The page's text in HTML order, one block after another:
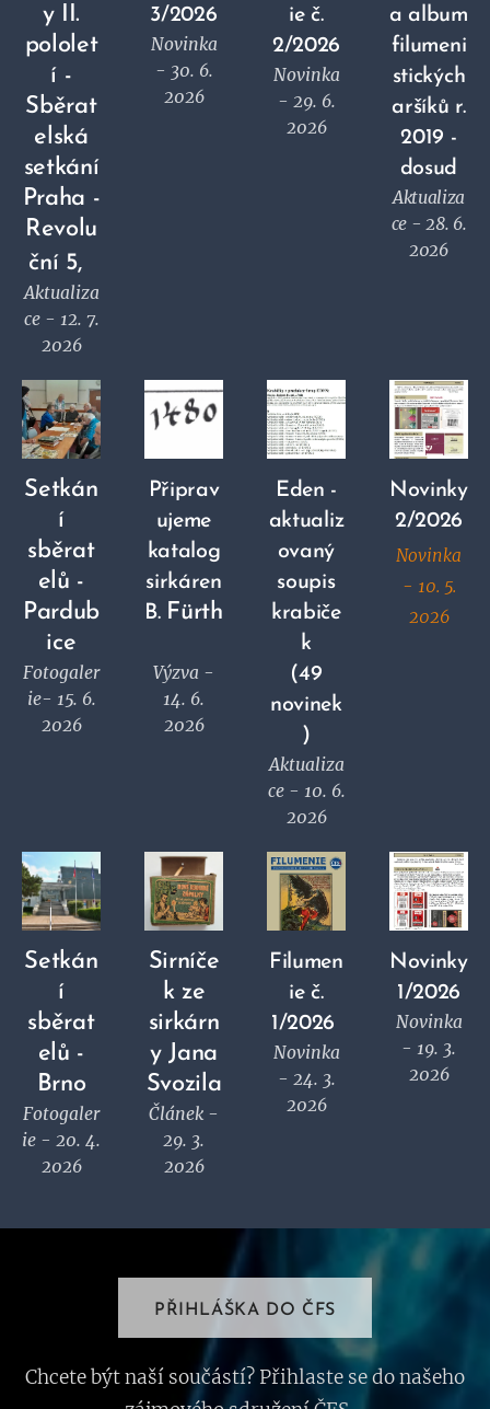
y II.
pololet
í -
Sběrat
elská
setkání
Praha -
Revolu
ční 5,
Aktualiza
ce - 12. 7.
2026
3/2026
Novinka
- 30. 6.
2026
ie č.
2/2026
Novinka
- 29. 6.
2026
a album
filumeni
stických
aršíků r.
2019 -
dosud
Aktualiza
ce - 28. 6.
2026
Setkán
í
sběrat
elů -
Pardub
ice
Fotogaler
ie- 15. 6.
2026
Připrav
ujeme
katalog
sirkáren
B. Fürth
Výzva -
14. 6.
2026
Eden -
aktualiz
ovaný
soupis
krabiče
k
(49
novinek
)
Aktualiza
ce - 10. 6.
2026
Novinky
2/2026
Novinka
- 10. 5.
2026
Setkán
í
sběrat
elů -
Brno
Fotogaler
ie - 20. 4.
2026
Sirníče
k ze
sirkárn
y Jana
Svozila
Článek -
29. 3.
2026
Filumen
ie č.
1/2026
Novinka
- 24. 3.
2026
Novinky
1/2026
Novinka
- 19. 3.
2026
PŘIHLÁŠKA DO ČFS
Chcete být naší součástí? Přihlaste se do našeho